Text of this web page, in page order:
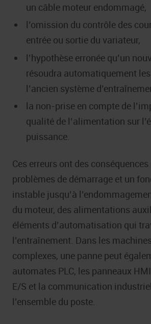
un câble moteur endommagé,
l’omission du contrôle des
entrée ou sortie du variateur,
l’hypothèse erronée qu’un
résoudra automatiquement
l’ancien système
la non-prise en compte de
qualité de l’alimentation sur
puissance.
Ces erreurs ont des
problèmes de démarrage et un
instable jusqu’à
du moteur, des alimentations
éléments d’automatisation qui
l’entraînement. Dans les
complexes, une panne peut
automates PLC, les panneaux
E/S et la communication
l’ensemble du poste.